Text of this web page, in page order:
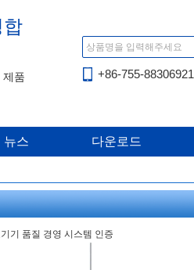
합
제품
+86-755-88306921
뉴스 다운로드
기 품질 경영 시스템 인증